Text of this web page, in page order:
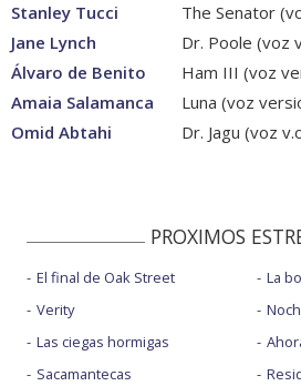
Stanley Tucci
The Senator
Jane Lynch
Dr. Poole (voz
Álvaro de Benito
Ham III (voz
Amaia Salamanca
Luna (voz
Omid Abtahi
Dr. Jagu (voz
PROXIMOS
El final de Oak Street
Verity
Las ciegas hormigas
Sacamantecas
La